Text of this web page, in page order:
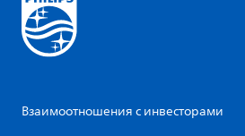
Взаимоотношения с инвесторами